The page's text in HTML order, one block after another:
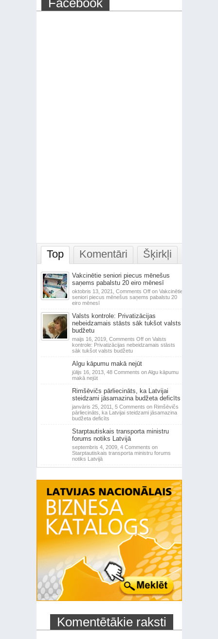
Top Komentāri Šķirkļi
Vakcinētie seniori piecus mēnešus
saņems pabalstu 20 eiro mēnesī
oktobris 13, 2021, Comments Offon Vakcinētie
seniori piecus mēnešus saņems pabalstu 20
eiro mēnesī
Valsts kontrole: Privatizācijas
nebeidzamais stāsts sāk tukšot valsts
budžetu
maijs 16, 2019, Comments Offon Valsts
kontrole: Privatizācijas nebeidzamais stāsts
sāk tukšot valsts budžetu
Algu kāpumu makā nejūt
jūlijs 16, 2013, 48 Comments on Algu kāpumu
makā nejūt
Rimšēvičs pārliecināts, ka Latvijai
steidzami jāsamazina budžeta deficīts
janvāris 25, 2011, 5 Comments on Rimšēvičs
pārliecināts, ka Latvijai steidzami jāsamazina
budžeta deficīts
Starptautiskais transporta ministru
forums notiks Latvijā
septembris 4, 2009, 4 Comments on
Starptautiskais transporta ministru forums
notiks Latvijā
Komentētākie raksti